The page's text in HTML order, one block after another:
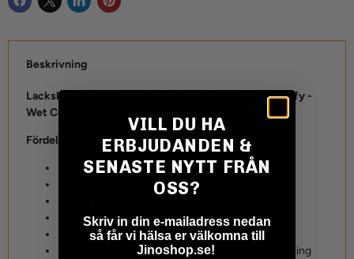
Beskrivning
Lackskydda ditt fordon snabbt och enkelt med Amplify -
Wet Coat
Fördelar:
Skapar enastående avrinning och glans
Fungerar på alla ytor och fordon
Lång hållbarhet
100% biologiskt nedbrytbar och ingen faromärkning
VILL DU HA
ERBJUDANDEN &
SENASTE NYTT FRÅN
OSS?
Skriv in din e-mailadress nedan
så får vi hälsa er välkomna till
Jinoshop.se!